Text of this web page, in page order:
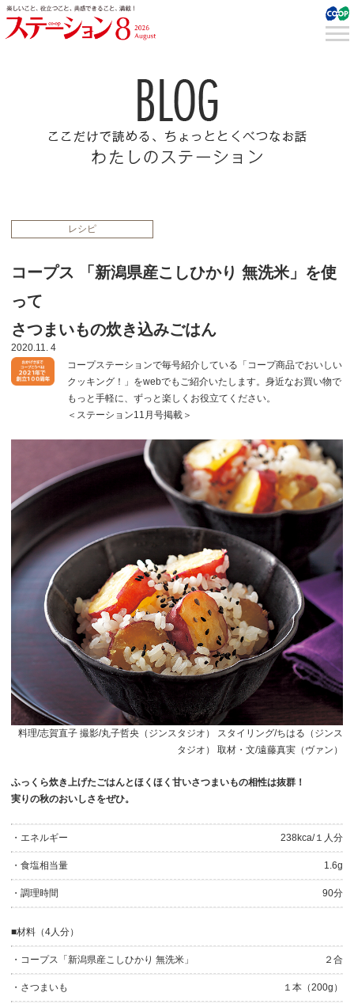
レシピ
コープス 「新潟県産こしひかり 無洗米」を使
って
さつまいもの炊き込みごはん
2020.11. 4
コープステーションで毎号紹介している「コープ商品でおいしい
クッキング！」をwebでもご紹介いたします。身近なお買い物で
もっと手軽に、ずっと楽しくお役立てください。
＜ステーション11月号掲載＞
料理/志賀直子 撮影/丸子哲央（ジンスタジオ） スタイリング/ちはる（ジンス
タジオ） 取材・文/遠藤真実（ヴァン）
ふっくら炊き上げたごはんとほくほく甘いさつまいもの相性は抜群！
実りの秋のおいしさをぜひ。
・エネルギー 238kca/１人分
・食塩相当量 1.6g
・調理時間 90分
■材料（4人分）
・コープス「新潟県産こしひかり 無洗米」 ２合
・さつまいも １本（200g）